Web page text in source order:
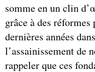
somme en un clin
grâce à des
dernières années
l’assainissement de
rappeler que ces